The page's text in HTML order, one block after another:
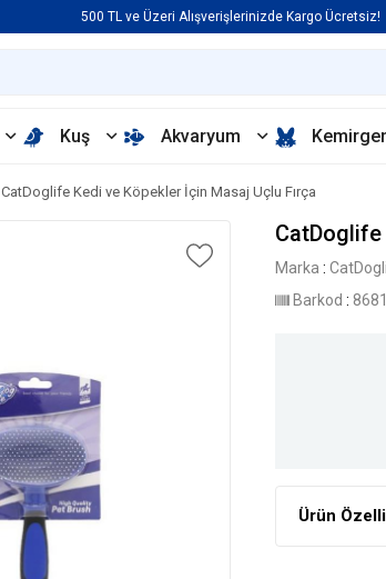
500 TL ve Üzeri Alışverişlerinizde Kargo Ücretsiz!
Kuş Akvaryum
CatDoglife Kedi ve Köpekler İçin Masaj Uçlu Fırça
CatDoglife
Marka :
Barkod :
Ürün